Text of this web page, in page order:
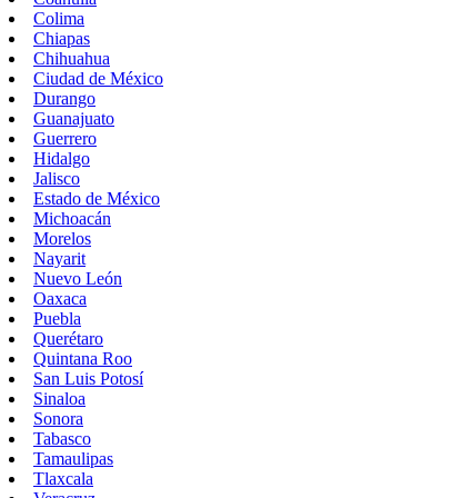
Colima
Chiapas
Chihuahua
Ciudad de México
Durango
Guanajuato
Guerrero
Hidalgo
Jalisco
Estado de México
Michoacán
Morelos
Nayarit
Nuevo León
Oaxaca
Puebla
Querétaro
Quintana Roo
San Luis Potosí
Sinaloa
Sonora
Tabasco
Tamaulipas
Tlaxcala